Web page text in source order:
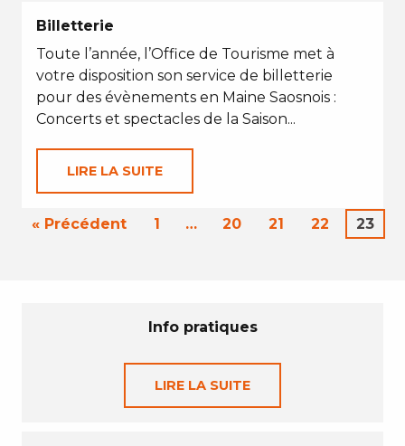
Billetterie
Toute l’année, l’Office de Tourisme met à
votre disposition son service de billetterie
pour des évènements en Maine Saosnois :
Concerts et spectacles de la Saison...
LIRE LA SUITE
« Précédent 1 … 20 21 22 23
Info pratiques
LIRE LA SUITE